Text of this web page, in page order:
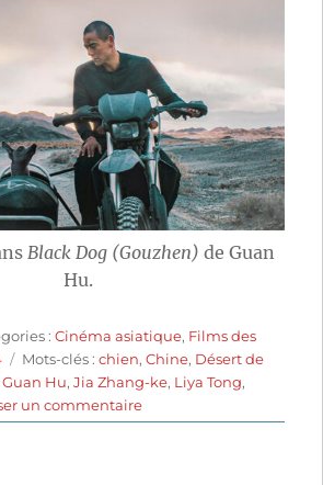
Black Dog (Gouzhen) de Guan
Hu.
:Cinéma asiatique, Films des
Étiquettes
Mots-clés :chien,Chine, Désert de
Guan Hu,Jia Zhang-ke, Liya Tong,
un commentairesur
Black